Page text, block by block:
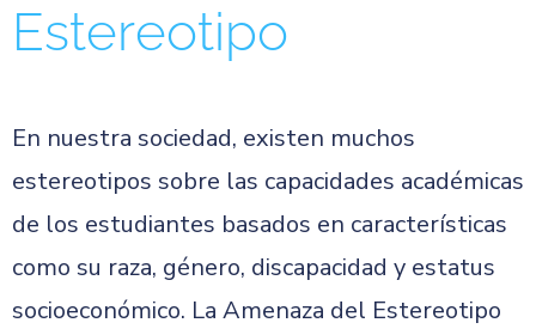
Estereotipo
En nuestra sociedad, existen muchos
estereotipos sobre las capacidades académicas
de los estudiantes basados en características
como su raza, género, discapacidad y estatus
socioeconómico. La Amenaza del Estereotipo